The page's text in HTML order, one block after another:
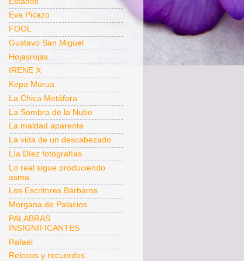
Eva Picazo
FOOL
Gustavo San Miguel
Hojasrojas
IRENE X
Kepa Murua
La Chica Metáfora
La Sombra de la Nube
La maldad aparente
La vida de un descabezado
Lía Díez fotografías
Lo real sigue produciendo
asma
Los Escritores Bárbaros
Morgana de Palacios
PALABRAS
INSIGNIFICANTES
Rafael
Relocos y recuerdos